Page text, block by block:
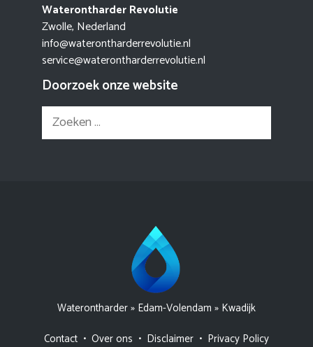
Waterontharder Revolutie
Zwolle, Nederland
info@waterontharderrevolutie.nl
service@waterontharderrevolutie.nl
Doorzoek onze website
Zoek
naar:
Waterontharder» Edam-Volendam » Kwadijk
Contact • Over ons • Disclaimer • Privacy Policy